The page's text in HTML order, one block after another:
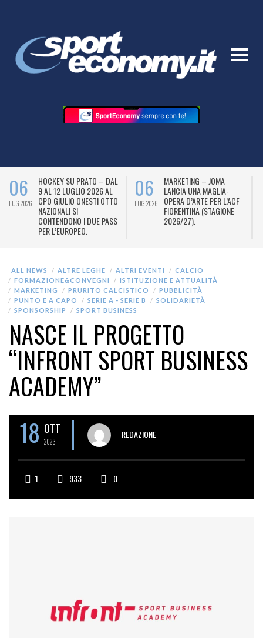
06
LUG 2026
HOCKEY SU PRATO – DAL
9 AL 12 LUGLIO 2026 AL
CPO GIULIO ONESTI OTTO
NAZIONALI SI
CONTENDONO I DUE PASS
PER L’EUROPEO.
06
LUG 2026
MARKETING – JOMA
LANCIA UNA MAGLIA-
OPERA D’ARTE PER L’ACF
FIORENTINA (STAGIONE
2026/27).
ALL NEWS ALTRE LEGHE ALTRI EVENTI
CALCIO
FORMAZIONE&CONVEGNI
ISTITUZIONE E ATTUALITÀ
MARKETING
PRURITO CALCISTICO
PUBBLICITÀ
PUNTO E A CAPO
SERIE A - SERIE B
SOLIDARIETÀ
SPONSORSHIP
SPORT BUSINESS
NASCE IL PROGETTO
“INFRONT SPORT BUSINESS
ACADEMY”
18 OTT
2023
REDAZIONE
1 933 0